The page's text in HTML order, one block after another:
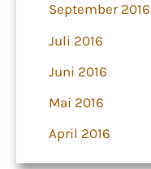
September 2016
Juli 2016
Juni 2016
Mai 2016
April 2016